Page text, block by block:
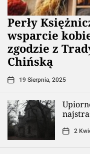
Perły
wsparcie
zgodzie z
Chińską
19 Sierpnia, 2025
2